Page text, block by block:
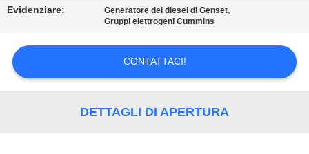
RICHIEDA
CITAZIONE
Evidenziare: Generatore del diesel di Genset,
Gruppi elettrogeni Cummins
CONTATTACI!
DETTAGLI DI APERTURA